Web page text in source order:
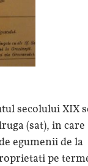
secolului XIX
(sat), in care
egumenii de la
pe